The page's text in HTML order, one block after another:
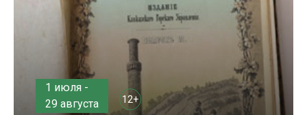
1 июля -
29 августа
12+